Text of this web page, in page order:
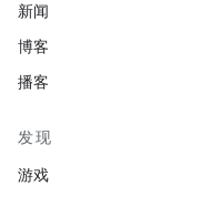
新闻
博客
播客
发现
游戏